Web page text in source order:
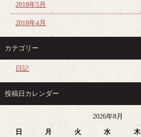
2018年5月
2018年4月
カテゴリー
日記
投稿日カレンダー
2026年8月
日 月 火 水 木